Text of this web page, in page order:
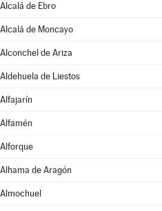
Alcalá de Ebro
Alcalá de Moncayo
Alconchel de Ariza
Aldehuela de Liestos
Alfajarín
Alfamén
Alforque
Alhama de Aragón
Almochuel